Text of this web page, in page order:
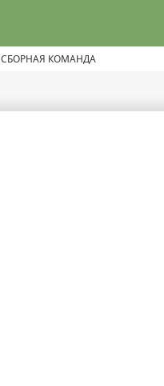
СБОРНАЯ КОМАНДА